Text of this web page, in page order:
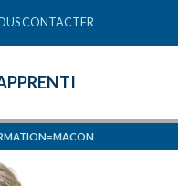
CONTACTER